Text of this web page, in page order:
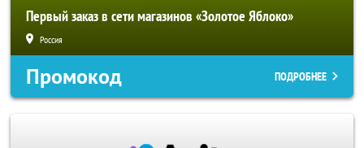
Первый заказ в сети магазинов «Золотое Яблоко»
Россия
Промокод ПОДРОБНЕЕ